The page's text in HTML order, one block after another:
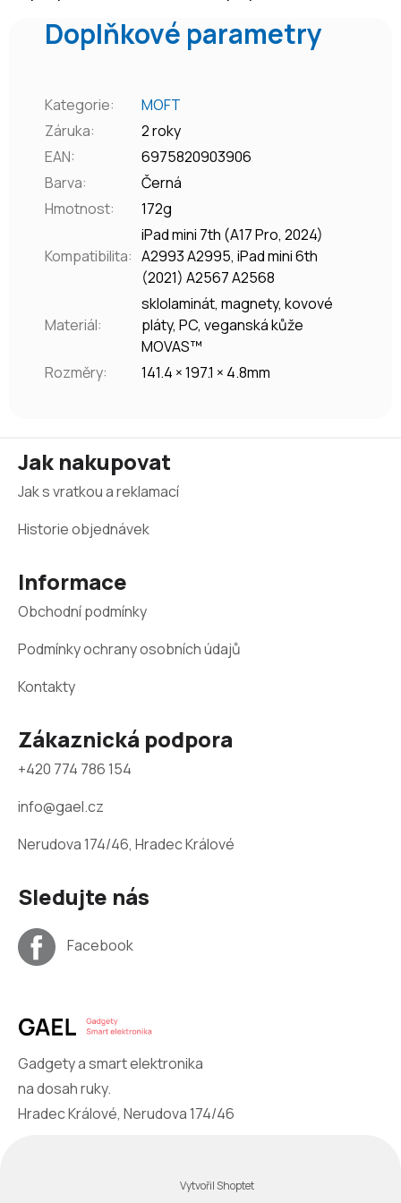
Doplňkové parametry
Kategorie:
MOFT
Záruka:
2 roky
EAN:
6975820903906
Barva:
Černá
Hmotnost: 172g
Kompatibilita:
iPad mini 7th (A17 Pro, 2024)
A2993 A2995, iPad mini 6th
(2021) A2567 A2568
Materiál:
sklolaminát, magnety, kovové
pláty, PC, veganská kůže
MOVAS™
Rozměry: 141.4 × 197.1 × 4.8mm
Jak nakupovat
Jak s vratkou a reklamací
Historie objednávek
Informace
Obchodní podmínky
Podmínky ochrany osobních údajů
Kontakty
Zákaznická podpora
+420 774 786 154
info@gael.cz
Nerudova 174/46, Hradec Králové
Sledujte nás
Facebook
Gadgety a smart elektronika
na dosah ruky.
Hradec Králové, Nerudova 174/46
Vytvořil Shoptet